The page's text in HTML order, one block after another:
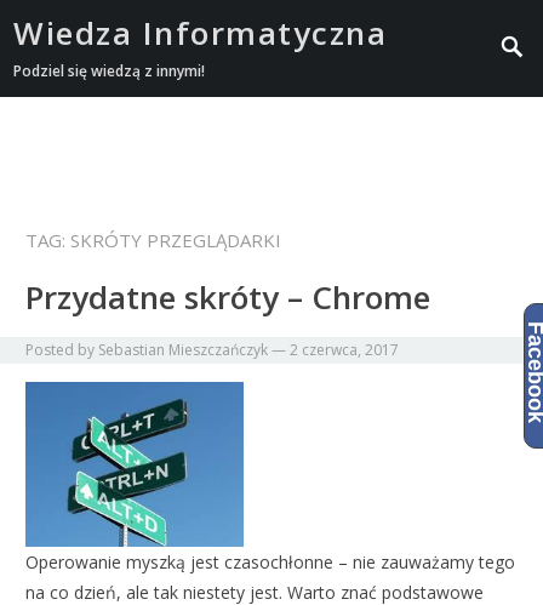
Wiedza Informatyczna
Podziel się wiedzą z innymi!
TAG: SKRÓTY PRZEGLĄDARKI
Przydatne skróty – Chrome
Posted by Sebastian Mieszczańczyk—2 czerwca, 2017
Operowanie myszką jest czasochłonne – nie zauważamy tego
na co dzień, ale tak niestety jest. Warto znać podstawowe